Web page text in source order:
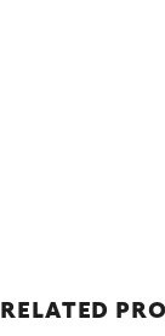
RELATED